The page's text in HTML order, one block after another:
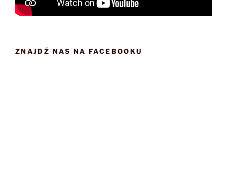
ZNAJDŹ NAS NA FACEBOOKU